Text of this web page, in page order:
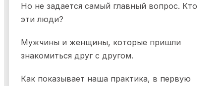
Но не задается самый главный вопрос. Кто
эти люди?
Мужчины и женщины, которые пришли
знакомиться друг с другом.
Как показывает наша практика, в первую